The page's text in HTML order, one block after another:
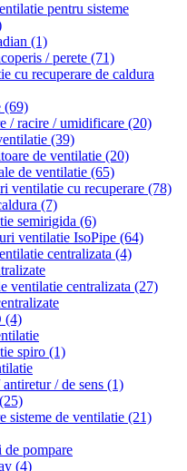
pentru sisteme
(1)
/ perete (71)
cu recuperare de caldura
(69)
/ racire / umidificare (20)
(39)
de ventilatie (20)
de ventilatie (65)
ventilatie cu recuperare (78)
(7)
semirigida (6)
ventilatie IsoPipe (64)
centralizata (4)
ventilatie centralizata (27)
(4)
spiro (1)
/ de sens (1)
(25)
sisteme de ventilatie (21)
de pompare
(4)